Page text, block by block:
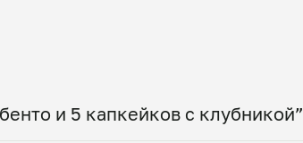
и 5 капкейков с